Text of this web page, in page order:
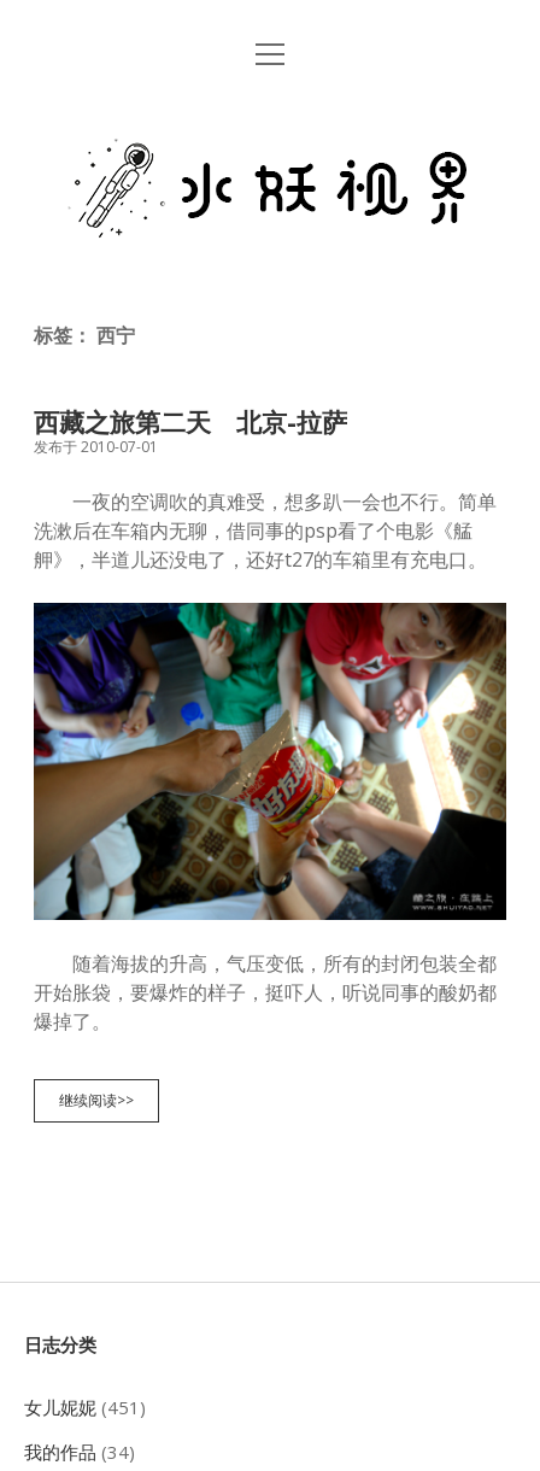
首页
关于
open
水
妖
视
标签： 西宁
西藏之旅第二天 北京-拉萨
发布于 2010-07-01
一夜的空调吹的真难受，想多趴一会也不行。简单
洗漱后在车箱内无聊，借同事的psp看了个电影《艋
舺》，半道儿还没电了，还好t27的车箱里有充电口。
随着海拔的升高，气压变低，所有的封闭包装全都
开始胀袋，要爆炸的样子，挺吓人，听说同事的酸奶都
爆掉了。
继续阅读>>西
藏
Sidebar
日志分类
女儿妮妮 (451)
我的作品 (34)